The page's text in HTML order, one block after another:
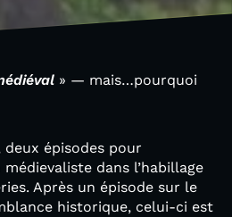
» — mais…pourquoi
épisodes pour
dans l’habillage
Après un épisode sur le
historique, celui-ci est